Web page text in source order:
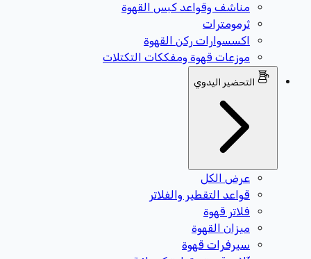
مناشف وقواعد كبس القهوة
ثرمومترات
اكسسوارات ركن القهوة
موزعات قهوة ومفككات التكتلات
التحضير اليدوي
عرض الكل
قواعد التقطير والفلاتر
فلاتر قهوة
ميزان القهوة
سيرفرات قهوة